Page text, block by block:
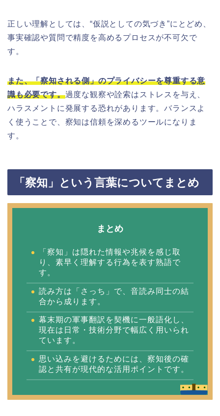
正しい理解としては、“仮説としての気づき”にとどめ、
事実確認や質問で精度を高めるプロセスが不可欠で
す。
また、「察知される側」のプライバシーを尊重する意
識も必要です。過度な観察や詮索はストレスを与え、
ハラスメントに発展する恐れがあります。バランスよ
く使うことで、察知は信頼を深めるツールになりま
す。
「察知」という言葉についてまとめ
まとめ
「察知」は隠れた情報や兆候を感じ取
り、素早く理解する行為を表す熟語で
す。
読み方は「さっち」で、音読み同士の結
合から成ります。
幕末期の軍事翻訳を契機に一般語化し、
現在は日常・技術分野で幅広く用いられ
ています。
思い込みを避けるためには、察知後の確
認と共有が現代的な活用ポイントです。